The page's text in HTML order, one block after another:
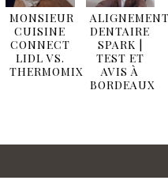
MONSIEUR
CUISINE
CONNECT
LIDL VS.
THERMOMIX
ALIGNEMENT
DENTAIRE
SPARK |
TEST ET
AVIS À
BORDEAUX